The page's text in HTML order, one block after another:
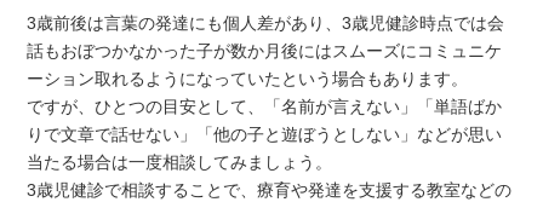
3歳前後は言葉の発達にも個人差があり、3歳児健診時点では会
話もおぼつかなかった子が数か月後にはスムーズにコミュニケ
ーション取れるようになっていたという場合もあります。
ですが、ひとつの目安として、「名前が言えない」「単語ばか
りで文章で話せない」「他の子と遊ぼうとしない」などが思い
当たる場合は一度相談してみましょう。
3歳児健診で相談することで、療育や発達を支援する教室などの